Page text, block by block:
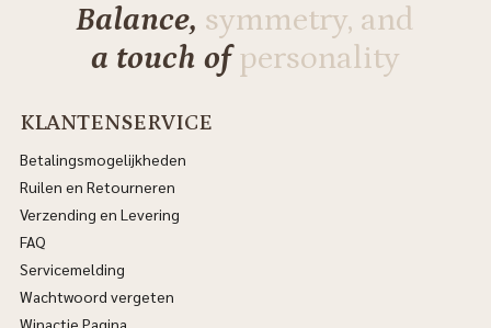
Balance, symmetry, and
a touch ofpersonality
KLANTENSERVICE
Betalingsmogelijkheden
Ruilen en Retourneren
Verzending en Levering
FAQ
Servicemelding
Wachtwoord vergeten
Winactie Pagina